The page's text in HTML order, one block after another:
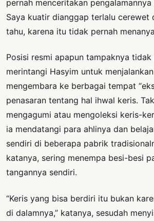
pernah menceritakan pengalamannya
Saya kuatir dianggap terlalu cerewet
tahu, karena itu tidak pernah
Posisi resmi apapun tampaknya tidak
merintangi Hasyim untuk
mengembara ke berbagai tempat
penasaran tentang hal ihwal keris.
mengagumi atau mengoleksi keris-
ia mendatangi para ahlinya dan
sendiri di beberapa pabrik
katanya, sering menempa besi-besi
tangannya sendiri.
“Keris yang bisa berdiri itu bukan
di dalamnya,” katanya, sesudah